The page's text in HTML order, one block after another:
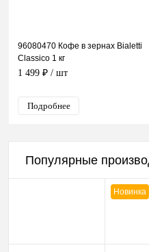
96080470 Кофе в зернах Bialetti
Classico 1 кг
1 499 ₽ / шт
Подробнее
Популярные
Новинка